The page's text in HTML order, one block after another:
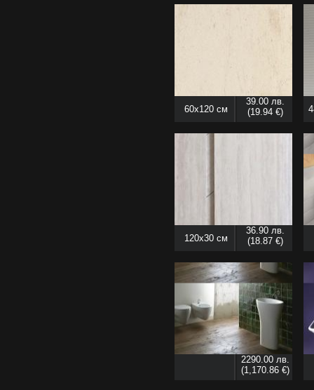
60x120 см
39.00 лв.
(19.94 €)
120x30 см
36.90 лв.
(18.87 €)
2290.00 лв.
(1,170.86 €)